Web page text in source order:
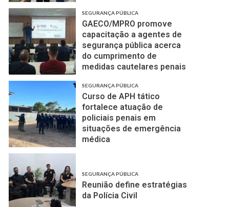
SEGURANÇA PÚBLICA
GAECO/MPRO promove
capacitação a agentes de
segurança pública acerca
do cumprimento de
medidas cautelares penais
SEGURANÇA PÚBLICA
Curso de APH tático
fortalece atuação de
policiais penais em
situações de emergência
médica
SEGURANÇA PÚBLICA
Reunião define estratégias
da Polícia Civil